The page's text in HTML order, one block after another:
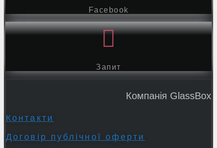
Facebook
Запит
Компанія GlassBox
Контакти
Договір публічної оферти